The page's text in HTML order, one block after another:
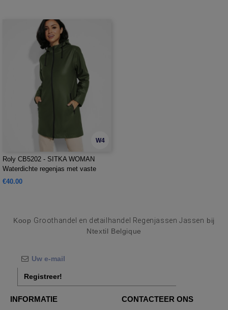
W4
Roly CB5202 - SITKA WOMAN
Waterdichte regenjas met vaste
capuchon en klep
€40.00
Koop Groothandel en detailhandel Regenjassen Jassen bij
Ntextil Belgique
Registreer!
INFORMATIE CONTACTEER ONS